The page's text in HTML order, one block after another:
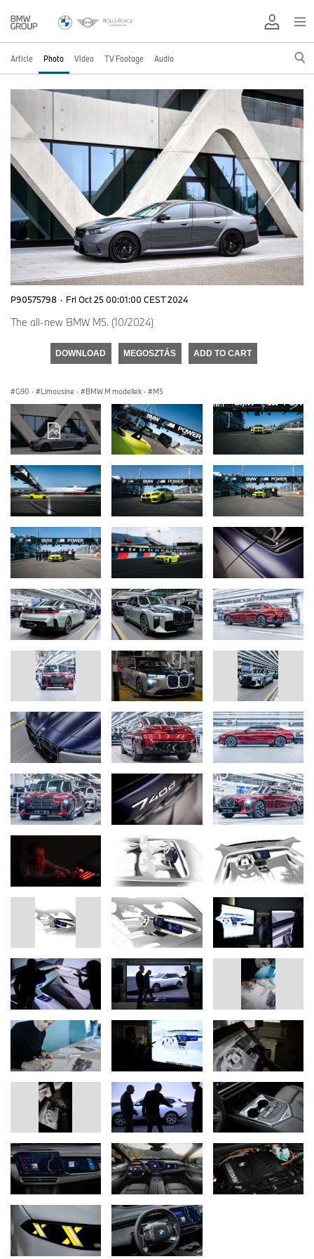
Article Photo Video TV Footage Audio
P90575798 · Fri Oct 25 00:01:00 CEST 2024
The all-new BMW M5. (10/2024)
DOWNLOAD MEGOSZTÁS ADD TO CART
G90 · Limousine · BMW M modellek · M5